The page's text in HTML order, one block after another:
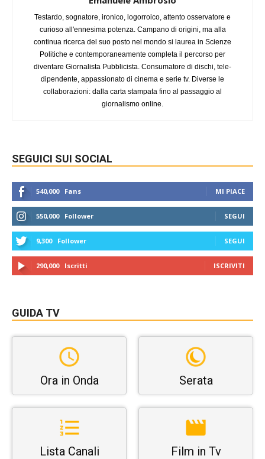
Testardo, sognatore, ironico, logorroico, attento osservatore e
curioso all'ennesima potenza. Campano di origini, ma alla
continua ricerca del suo posto nel mondo si laurea in Scienze
Politiche e contemporaneamente completa il percorso per
diventare Giornalista Pubblicista. Consumatore di dischi, tele-
dipendente, appassionato di cinema e serie tv. Diverse le
collaborazioni: dalla carta stampata fino al passaggio al
giornalismo online.
SEGUICI SUI SOCIAL
540,000 Fans MI PIACE
550,000 Follower SEGUI
9,300 Follower SEGUI
290,000 Iscritti ISCRIVITI
GUIDA TV
Ora in Onda Serata
Lista Canali Film in Tv